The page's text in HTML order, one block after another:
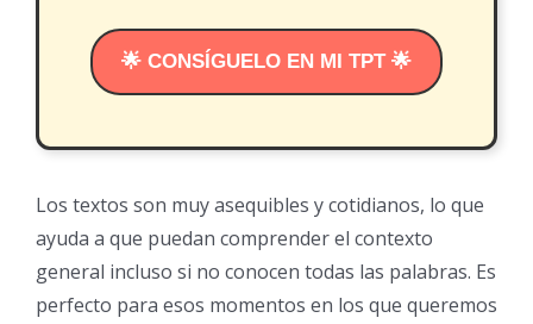
🌟 CONSÍGUELO EN MI TPT 🌟
Los textos son muy asequibles y cotidianos, lo que
ayuda a que puedan comprender el contexto
general incluso si no conocen todas las palabras. Es
perfecto para esos momentos en los que queremos